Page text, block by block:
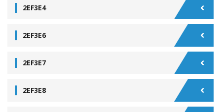
2EF3E4
2EF3E6
2EF3E7
2EF3E8